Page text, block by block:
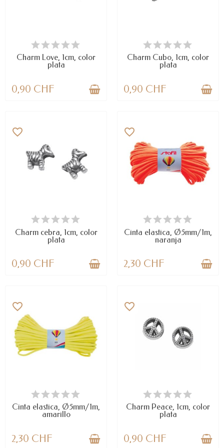
DISPONIBLE
Charm Love, 1cm, color
plata
0,90 CHF
DISPONIBLE
Charm Cubo, 1cm, color
plata
0,90 CHF
DISPONIBLE
favorite_border
Charm cebra, 1cm, color
plata
0,90 CHF
DISPONIBLE
favorite_border
Cinta elastica, Ø5mm/1m,
naranja
2,30 CHF
DISPONIBLE
favorite_border
Cinta elastica, Ø5mm/1m,
amarillo
2,30 CHF
LAST ITEMS IN STOCK
favorite_border
Charm Peace, 1cm, color
plata
0,90 CHF